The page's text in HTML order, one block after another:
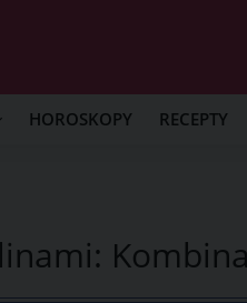
HOROSKOPY RECEPTY